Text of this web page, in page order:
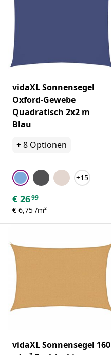
vidaXL Sonnensegel
Oxford-Gewebe
Quadratisch 2x2 m
Blau
+8 Optionen
+15
€ 2699
€ 6,75 /m²
vidaXL Sonnensegel 160